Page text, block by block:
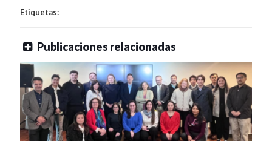
Etiquetas:
Publicaciones relacionadas